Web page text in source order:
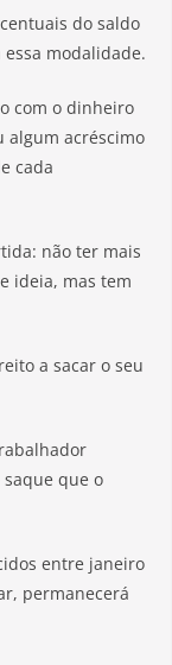
do saldo
modalidade.
com o dinheiro
algum acréscimo
cada
não ter mais
ideia, mas tem
a sacar o seu
que o
entre janeiro
permanecerá
2026 começa
portas das